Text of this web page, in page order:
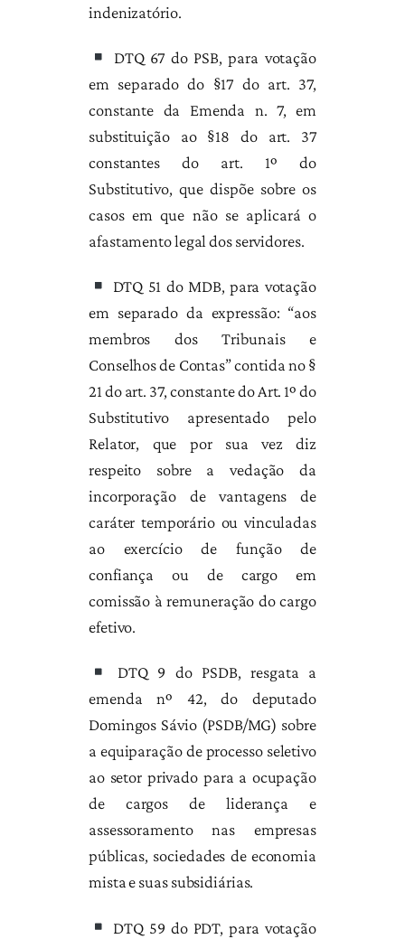
indenizatório.
DTQ 67 do PSB, para votação
em separado do §17 do art. 37,
constante da Emenda n. 7, em
substituição ao §18 do art. 37
constantes do art. 1º do
Substitutivo, que dispõe sobre os
casos em que não se aplicará o
afastamento legal dos servidores.
DTQ 51 do MDB, para votação
em separado da expressão: “aos
membros dos Tribunais e
Conselhos de Contas” contida no §
21 do art. 37, constante do Art. 1º do
Substitutivo apresentado pelo
Relator, que por sua vez diz
respeito sobre a vedação da
incorporação de vantagens de
caráter temporário ou vinculadas
ao exercício de função de
confiança ou de cargo em
comissão à remuneração do cargo
efetivo.
DTQ 9 do PSDB, resgata a
emenda nº 42, do deputado
Domingos Sávio (PSDB/MG) sobre
a equiparação de processo seletivo
ao setor privado para a ocupação
de cargos de liderança e
assessoramento nas empresas
públicas, sociedades de economia
mista e suas subsidiárias.
DTQ 59 do PDT, para votação